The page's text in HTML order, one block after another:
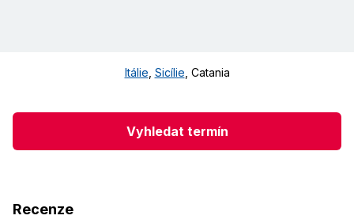
Itálie Sicílie Catania
Vyhledat termín
Recenze